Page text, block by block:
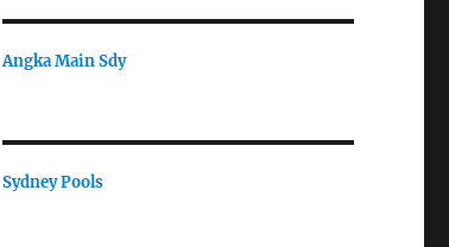
Angka Main Sdy
Sydney Pools